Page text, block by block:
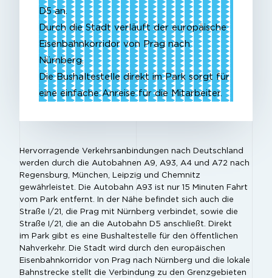
D5 an.
Durch die Stadt verläuft der europäische
Eisenbahnkorridor von Prag nach
Nürnberg.
Die Bushaltestelle direkt im Park sorgt für
eine einfache Anreise für die Mitarbeiter.
Hervorragende Verkehrsanbindungen nach Deutschland
werden durch die Autobahnen A9, A93, A4 und A72 nach
Regensburg, München, Leipzig und Chemnitz
gewährleistet. Die Autobahn A93 ist nur 15 Minuten Fahrt
vom Park entfernt. In der Nähe befindet sich auch die
Straße I/21, die Prag mit Nürnberg verbindet, sowie die
Straße I/21, die an die Autobahn D5 anschließt. Direkt
im Park gibt es eine Bushaltestelle für den öffentlichen
Nahverkehr. Die Stadt wird durch den europäischen
Eisenbahnkorridor von Prag nach Nürnberg und die lokale
Bahnstrecke stellt die Verbindung zu den Grenzgebieten